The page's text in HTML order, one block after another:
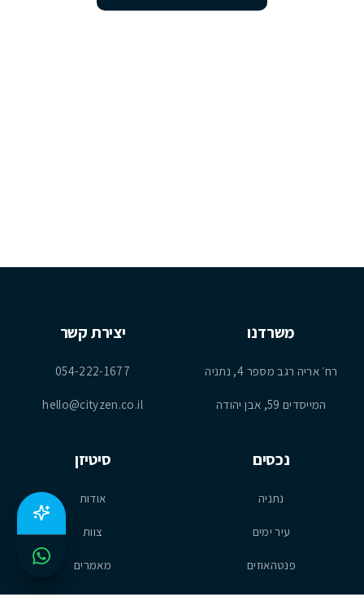
משרדנו
רח׳ אריה רגב מספר 4, נתניה
המייסדים 59, אבן יהודה
יצירת קשר
054-222-1677
hello@cityzen.co.il
נכסים
נתניה
עיר ימים
פנטהאוזים
סיטיזן
אודות
צוות
מאמרים